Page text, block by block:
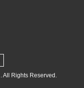
. All Rights Reserved.